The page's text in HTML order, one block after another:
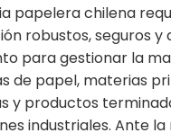
papelera chilena
robustos, seguros y
para gestionar la
de papel, materias
y productos
industriales. Ante la